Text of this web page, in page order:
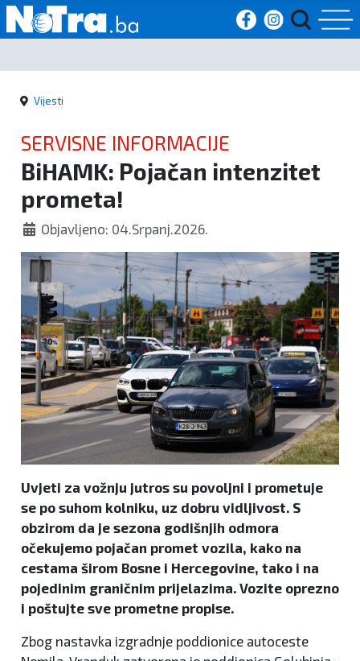
Početna
Vijesti
Sport
Kultura
Crna
kronika
Politika
Zanimljivosti
Vijesti
SERVISNE INFORMACIJE
BiHAMK: Pojačan intenzitet
prometa!
Objavljeno: 04.Srpanj.2026.
Uvjeti za vožnju jutros su povoljni i prometuje
se po suhom kolniku, uz dobru vidljivost. S
obzirom da je sezona godišnjih odmora
očekujemo pojačan promet vozila, kako na
cestama širom Bosne i Hercegovine, tako i na
pojedinim graničnim prijelazima. Vozite oprezno
i poštujte sve prometne propise.
Zbog nastavka izgradnje poddionice autoceste